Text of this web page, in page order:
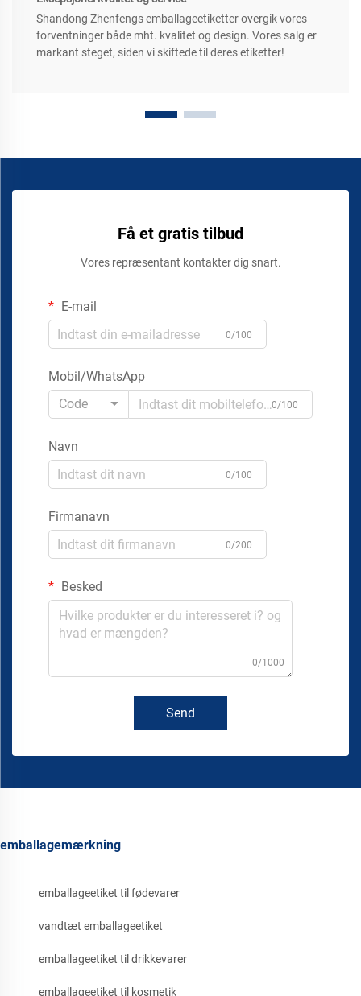
Shandong Zhenfengs emballageetiketter overgik vores
forventninger både mht. kvalitet og design. Vores salg er
markant steget, siden vi skiftede til deres etiketter!
Få et gratis tilbud
Vores repræsentant kontakter dig snart.
E-mail
0/100
Mobil/WhatsApp
Code
0/100
Navn
0/100
Firmanavn
0/200
Besked
0/1000
Send
emballagemærkning
emballageetiket til fødevarer
vandtæt emballageetiket
emballageetiket til drikkevarer
emballageetiket til kosmetik